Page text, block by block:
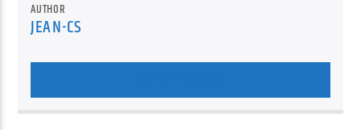
AUTHOR
JEAN-CS